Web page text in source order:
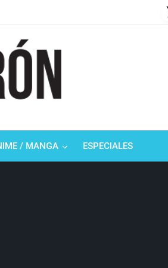
/ MANGA ESPECIALES